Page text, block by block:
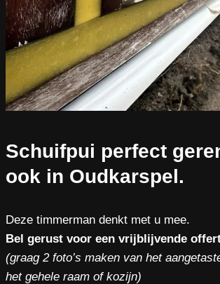
Schuifpui perfect
ook in Oudkarspel.
Deze timmerman denkt met u mee.
Bel gerust voor een vrijblijvende
(graag 2 foto’s maken van het
het gehele raam of kozijn)